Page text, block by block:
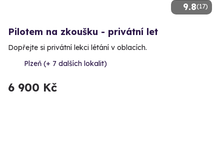
9.8(17)
Pilotem na zkoušku - privátní let
Dopřejte si privátní lekci létání v oblacích.
Plzeň (+ 7 dalších lokalit)
6 900 Kč